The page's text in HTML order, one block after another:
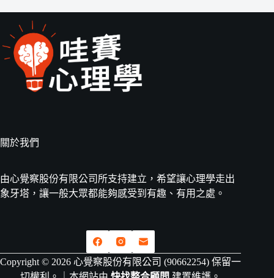
關於我們
由心覺察股份有限公司所支持建立，希望讓心理學走出
象牙塔，讓一般大眾都能夠感受到有趣、有用之處。
Copyright © 2026 心覺察股份有限公司 (90662254) 保留一